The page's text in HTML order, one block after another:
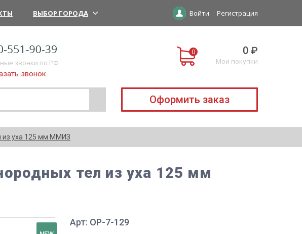
ВЫБОР ГОРОДА Войти Регистрация
звонки по РФ
звонок
0 ₽
Мои покупки
Оформить заказ
из уха 125 мм ММИЗ
тел из уха 125 мм
Арт: ОР-7-129